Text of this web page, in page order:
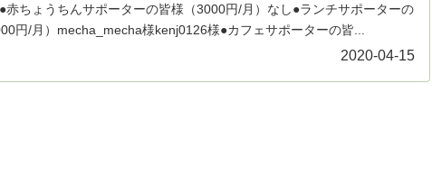
赤ちょうちんサポーターの皆様（3000円/月）なし●ランチサポーターの
円/月）mecha_mecha様kenj0126様●カフェサポーターの皆...
2020-04-15